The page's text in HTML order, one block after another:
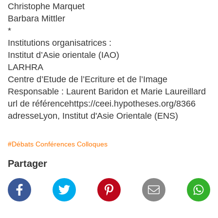
Christophe Marquet
Barbara Mittler
*
Institutions organisatrices :
Institut d’Asie orientale (IAO)
LARHRA
Centre d’Etude de l’Ecriture et de l’Image
Responsable : Laurent Baridon et Marie Laureillard
url de référencehttps://ceei.hypotheses.org/8366
adresseLyon, Institut d'Asie Orientale (ENS)
#Débats Conférences Colloques
Partager